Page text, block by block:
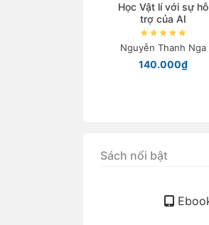
Học Vật lí với sự hỗ
trợ của AI
Nguyễn Thanh Nga
140.000₫
Sách nổi bật
Ebook